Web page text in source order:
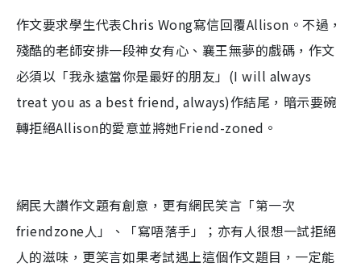
作文要求學生代表Chris Wong寫信回覆Allison 。不過，
殘酷的老師安排一段神女有心、襄王無夢的戲碼，作文
必須以「我永遠當你是最好的朋友」 (I will always
treat you as a best friend, always)作結尾，暗示要碗
轉拒絕Allison的愛意並將她Friend-zoned 。
網民大讚作文題有創意，更有網民笑言「第一次
friendzone人」、「寫唔落手」；亦有人很想一試拒絕
人的滋味，更笑言如果考試遇上這個作文題目，一定能